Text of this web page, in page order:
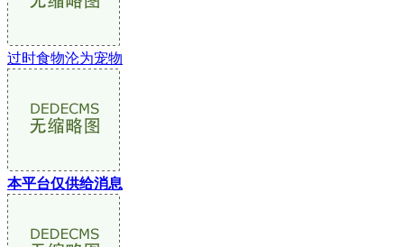
过时食物沦为宠物
本平台仅供给消息